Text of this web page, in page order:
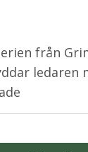
från
ledaren